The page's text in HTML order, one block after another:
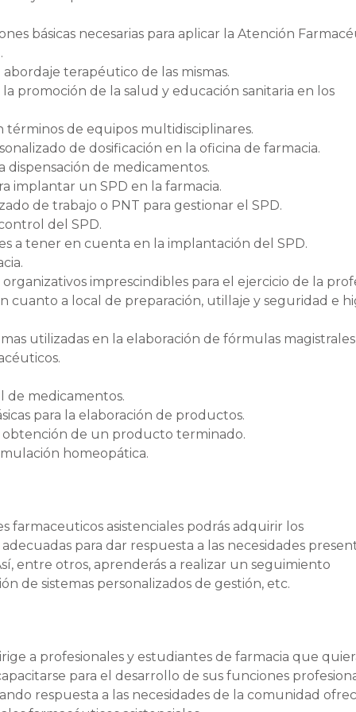
básicas necesarias para aplicar la Atención
terapéutico de las mismas.
promoción de la salud y educación sanitaria en los
términos de equipos multidisciplinares.
de dosificación en la oficina de farmacia.
de medicamentos.
implantar un SPD en la farmacia.
de trabajo o PNT para gestionar el SPD.
del SPD.
a tener en cuenta en la implantación del SPD.
imprescindibles para el ejercicio de la
cuanto a local de preparación, utillaje y seguridad e
utilizadas en la elaboración de fórmulas
de medicamentos.
para la elaboración de productos.
obtención de un producto terminado.
homeopática.
farmaceuticos asistenciales podrás adquirir los
para dar respuesta a las necesidades
entre otros, aprenderás a realizar un seguimiento
de sistemas personalizados de gestión, etc.
a profesionales y estudiantes de farmacia que
para el desarrollo de sus funciones
respuesta a las necesidades de la comunidad